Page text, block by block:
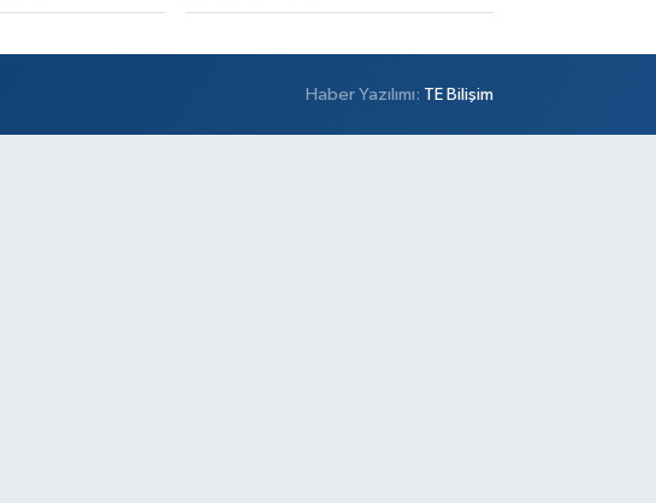
Haber Yazılımı: TE Bilişim